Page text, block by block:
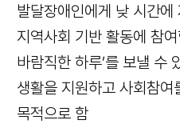
발달장애인에게 낮 시간
지역사회 기반 활동에 참
바람직한 하루’를 보낼 수
생활을 지원하고 사회참
목적으로 함